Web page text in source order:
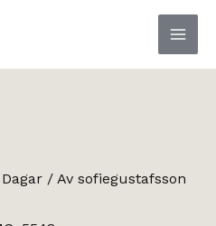
Dagar / Av sofiegustafsson